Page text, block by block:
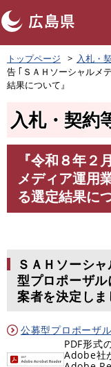
ペ
ー
ジ
の
トップページ 入札・
告 ｢ＳＡＨソーシャルメ
結果について』
入札・契約
『令和８年２
メディア運用
る選定結果に
ＳＡＨソーシ
型プロポーザ
案者を決定しま
公募型プロポーザ
PDF形式
Adobe社